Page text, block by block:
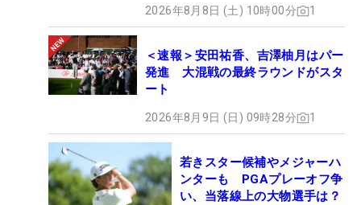
2026年8月8日 (土) 10時00分 1
＜速報＞安田祐香、吉澤柚月はパー
発進 大混戦の最終ラウンドがスタ
ート
2026年8月9日 (日) 09時28分 1
若きスター候補やメジャーハ
ンターも PGAプレーオフ争
い、当落線上の大物選手は？